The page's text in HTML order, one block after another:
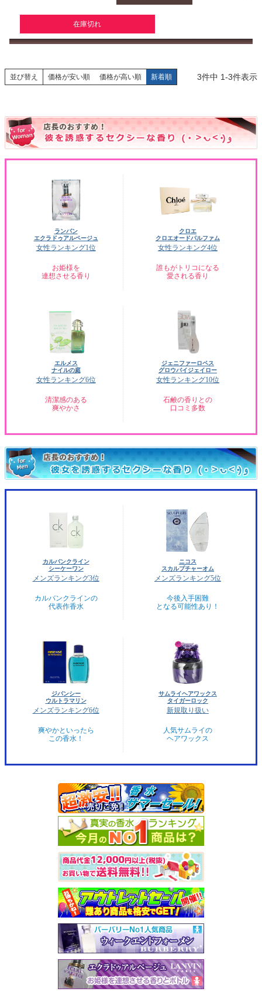
在庫切れ
並び替え 価格が安い順 価格が高い順 新着順 3件中 1-3件表示
ランバン
エクラドゥアルページュ
女性ランキング1位
お姫様を
連想させる香り
クロエ
クロエオードパルファム
女性ランキング4位
誰もがトリコになる
愛される香り
エルメス
ナイルの庭
女性ランキング6位
清潔感のある
爽やかさ
ジェニファーロペス
グロウバイジェイロー
女性ランキング10位
石鹸の香りとの
口コミ多数
カルバンクライン
シーケーワン
メンズランキング3位
カルバンクラインの
代表作香水
ニコス
スカルプチャーオム
メンズランキング5位
今後入手困難
となる可能性あり！
ジバンシー
ウルトラマリン
メンズランキング6位
爽やかといったら
この香水！
サムライヘアワックス
タイガーロック
新規取り扱い
人気サムライの
ヘアワックス